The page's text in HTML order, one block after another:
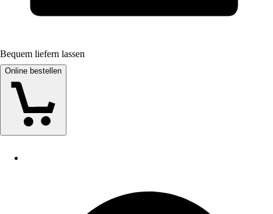
Bequem liefern lassen
Online bestellen